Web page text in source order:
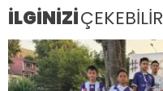
İLGİNİZİÇEKEBİLİR